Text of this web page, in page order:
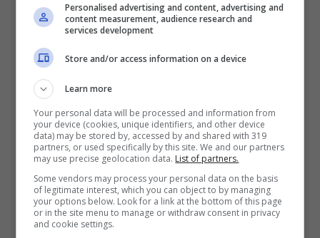
La giovane Elisabetta II (screenshot)
Può sembrare un po’ strano, ma la regina
Elisabetta non avrebbe mai voluto andare a
vivere a Buckingham Palace, quando salì al
trono. Il luogo era considerato
Personalised advertising and content, advertising and
content measurement, audience research and
services development
Store and/or access information on a device
Learn more
Your personal data will be processed and information from
your device (cookies, unique identifiers, and other device
data) may be stored by, accessed by and shared with 319
partners, or used specifically by this site. We and our partners
may use precise geolocation data. List of partners.
Some vendors may process your personal data on the basis
of legitimate interest, which you can object to by managing
your options below. Look for a link at the bottom of this page
or in the site menu to manage or withdraw consent in privacy
and cookie settings.